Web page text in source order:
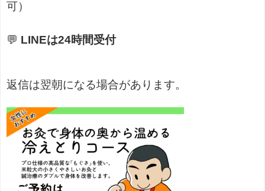
可）
💬 LINEは24時間受付
返信は翌朝になる場合があります。